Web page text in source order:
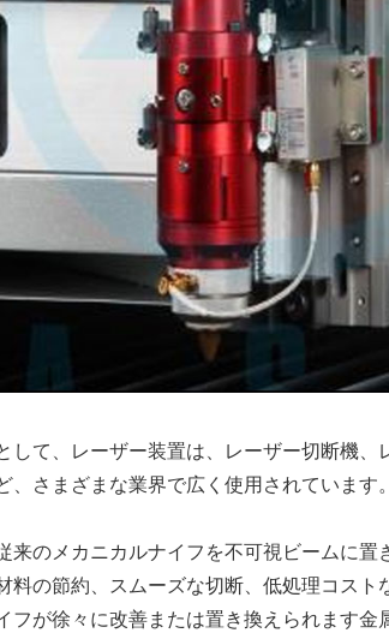
して、レーザー装置は、レーザー切断機
、さまざまな業界で広く使用されています。
来のメカニカルナイフを不可視ビームに
料の節約、スムーズな切断、低処理コス
フが徐々に改善または置き換えられます